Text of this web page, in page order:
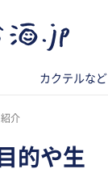
カクテルなど
介
的や生